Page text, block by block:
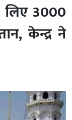
लिए 3000
केन्द्र ने